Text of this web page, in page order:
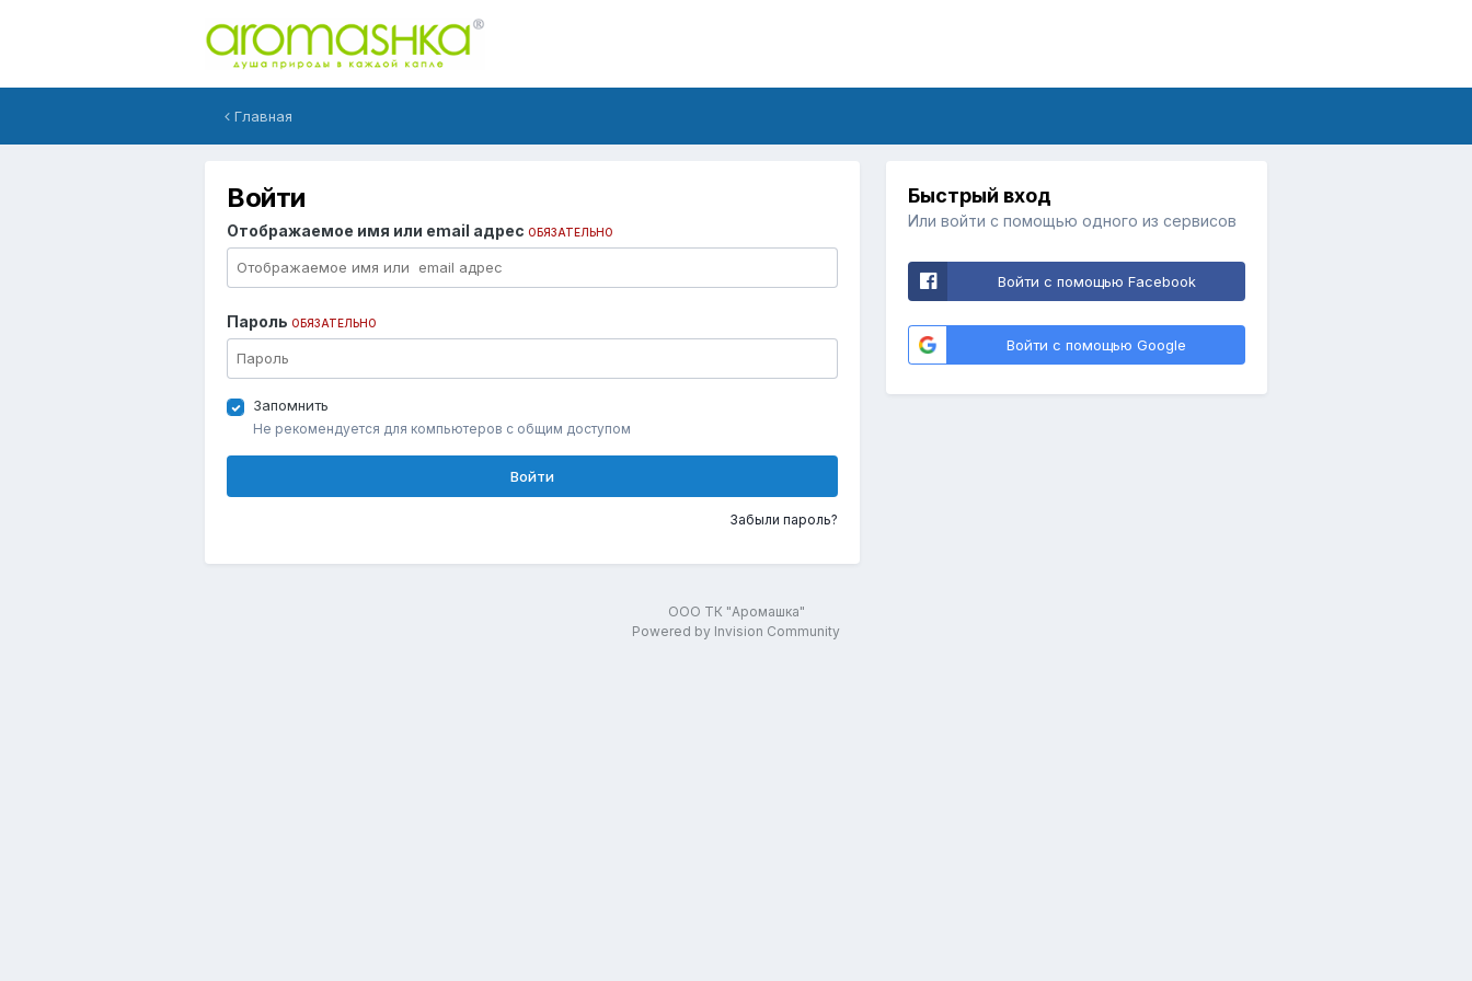
Главная
Войти
Отображаемое имя или email адрес ОБЯЗАТЕЛЬНО
Пароль ОБЯЗАТЕЛЬНО
Запомнить
Не рекомендуется для компьютеров с общим доступом
Войти
Забыли пароль?
Быстрый вход
Или войти с помощью одного из сервисов
Войти с помощью Facebook
Войти с помощью Google
ООО ТК "Аромашка"
Powered by Invision Community